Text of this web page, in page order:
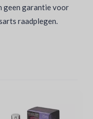
geen garantie voor
raadplegen.